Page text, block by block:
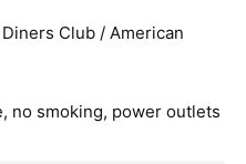
Club / American
no smoking, power outlets